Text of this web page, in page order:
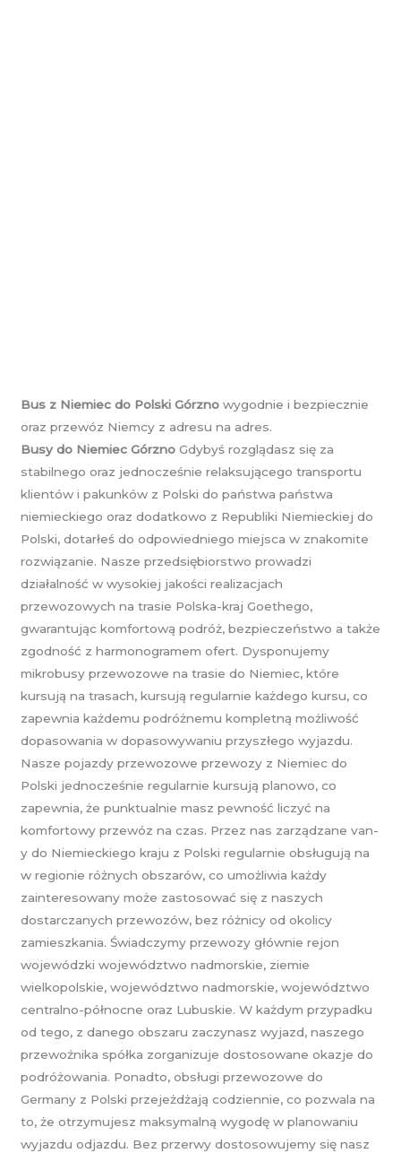
Bus z Niemiec do Polski Górzno wygodnie i bezpiecznie
oraz przewóz Niemcy z adresu na adres.
Busy do Niemiec Górzno Gdybyś rozglądasz się za
stabilnego oraz jednocześnie relaksującego transportu
klientów i pakunków z Polski do państwa państwa
niemieckiego oraz dodatkowo z Republiki Niemieckiej do
Polski, dotarłeś do odpowiedniego miejsca w znakomite
rozwiązanie. Nasze przedsiębiorstwo prowadzi
działalność w wysokiej jakości realizacjach
przewozowych na trasie Polska-kraj Goethego,
gwarantując komfortową podróż, bezpieczeństwo a także
zgodność z harmonogramem ofert. Dysponujemy
mikrobusy przewozowe na trasie do Niemiec, które
kursują na trasach, kursują regularnie każdego kursu, co
zapewnia każdemu podróżnemu kompletną możliwość
dopasowania w dopasowywaniu przyszłego wyjazdu.
Nasze pojazdy przewozowe przewozy z Niemiec do
Polski jednocześnie regularnie kursują planowo, co
zapewnia, że punktualnie masz pewność liczyć na
komfortowy przewóz na czas. Przez nas zarządzane van-
y do Niemieckiego kraju z Polski regularnie obsługują na
w regionie różnych obszarów, co umożliwia każdy
zainteresowany może zastosować się z naszych
dostarczanych przewozów, bez różnicy od okolicy
zamieszkania. Świadczymy przewozy głównie rejon
wojewódzki województwo nadmorskie, ziemie
wielkopolskie, województwo nadmorskie, województwo
centralno-północne oraz Lubuskie. W każdym przypadku
od tego, z danego obszaru zaczynasz wyjazd, naszego
przewoźnika spółka zorganizuje dostosowane okazje do
podróżowania. Ponadto, obsługi przewozowe do
Germany z Polski przejeżdżają codziennie, co pozwala na
to, że otrzymujesz maksymalną wygodę w planowaniu
wyjazdu odjazdu. Bez przerwy dostosowujemy się nasz